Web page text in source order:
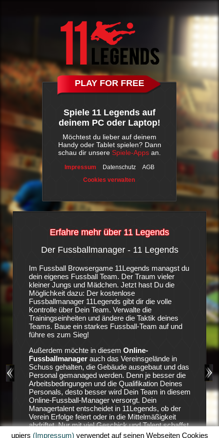
PLAY FOR FREE
Spiele 11 Legends auf
deinem PC oder Laptop!
Möchtest du lieber auf deinem
Handy oder Tablet spielen? Dann
schau dir unsere Spiele-Apps an.
Impressum Datenschutz
AGB
Cookies verwalten
Erfahre mehr über 11 Legends
viel
Der Fussballmanager - 11 Legends
Im Fussball Browsergame 11Legends managst du
dein eigenes Fussball Team. Der Traum vieler
kleiner Jungs und Mädchen. Jetzt hast Du die
Möglichkeit dazu: Der kostenlose
Fussballmanager 11Legends gibt dir die volle
Kontrolle über Dein Team. Verwalte die
Trainingseinheiten und ändere die Taktik deines
Teams. Baue ein starkes Fussball-Team auf und
führe es zum Sieg!
Außerdem möchte in diesem Online-
Fussballmanagerauch das Vereinsgelände in
Schuss gehalten, die Gebäude ausgebaut und das
Personal gemanaged werden. Denn je besser die
Arbeitsbedingungen und die Qualifikation Deines
Personals, desto besser wird Dein Team in diesem
Online-Fussball-Manager versorgt. Dein
Managertalent entscheidet in 11Legends, ob der
Verein Erfolge feiert oder in die Mittelmäßigkeit
abdriftet. Nur mit viel Geschick und Talent schaffst
Du es in diesem Fussball-Browserspiel Erfolge zu
nicht
auf
den
11
Deine
dein
Erfolgen
upjers (Impressum) verwendet auf seinen Webseiten Cookies